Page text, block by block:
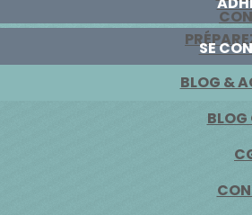
SE
BLOG &
BLOG